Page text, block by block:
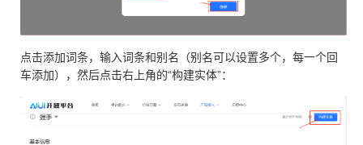
点击添加词条，输入词条和别名（别名可以设置多个，每一个回
车添加），然后点击右上角的“构建实体”：